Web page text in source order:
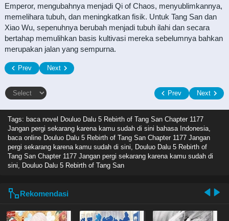
Emperor, mengubahnya menjadi Qi of Chaos, menyublimkannya,
memelihara tubuh, dan meningkatkan fisik. Untuk Tang San dan
Xiao Wu, sepenuhnya berubah menjadi tubuh ilahi dan secara
bertahap memulihkan basis kultivasi mereka sebelumnya bahkan
merupakan jalan yang sempurna.
Prev Next
Prev Next
Tags: baca novel Douluo Dalu 5 Rebirth of Tang San Chapter 1177
Jangan pergi sekarang karena kamu sudah di sini bahasa Indonesia,
baca online Douluo Dalu 5 Rebirth of Tang San Chapter 1177 Jangan
pergi sekarang karena kamu sudah di sini, Douluo Dalu 5 Rebirth of
Tang San Chapter 1177 Jangan pergi sekarang karena kamu sudah di
sini, Douluo Dalu 5 Rebirth of Tang San
Rekomendasi